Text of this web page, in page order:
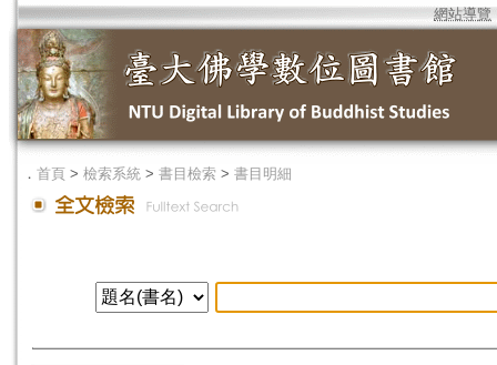
網站導覽
． 首頁 > 檢索系統 > 書目檢索 > 書目明細